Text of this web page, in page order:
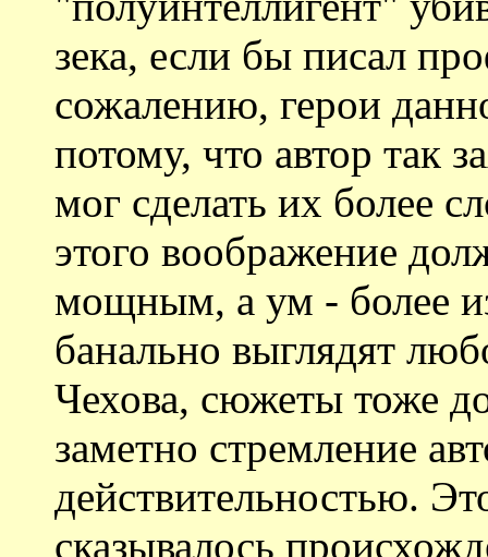
зека, если бы писал
сожалению, герои
потому, что автор так
мог сделать их более
этого воображение
мощным, а ум - более
банально выглядят
Чехова, сюжеты тоже
заметно стремление
действительностью.
сказывалось